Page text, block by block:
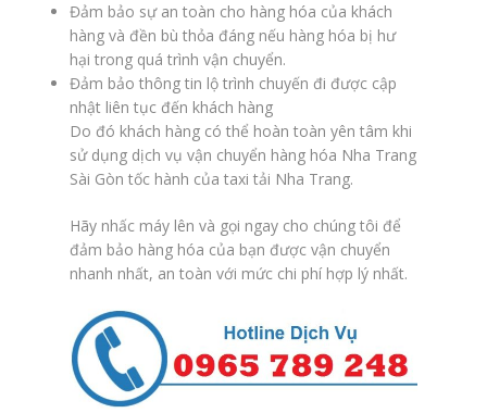
Đảm bảo sự an toàn cho hàng hóa của khách
hàng và đền bù thỏa đáng nếu hàng hóa bị hư
hại trong quá trình vận chuyển.
Đảm bảo thông tin lộ trình chuyến đi được cập
nhật liên tục đến khách hàng
Do đó khách hàng có thể hoàn toàn yên tâm khi
sử dụng dịch vụ vận chuyển hàng hóa Nha Trang
Sài Gòn tốc hành của taxi tải Nha Trang.
Hãy nhấc máy lên và gọi ngay cho chúng tôi để
đảm bảo hàng hóa của bạn được vận chuyển
nhanh nhất, an toàn với mức chi phí hợp lý nhất.